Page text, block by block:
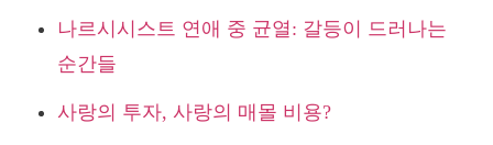
나르시시스트 연애 중 균열: 갈등이 드러나는
순간들
사랑의 투자, 사랑의 매몰 비용?